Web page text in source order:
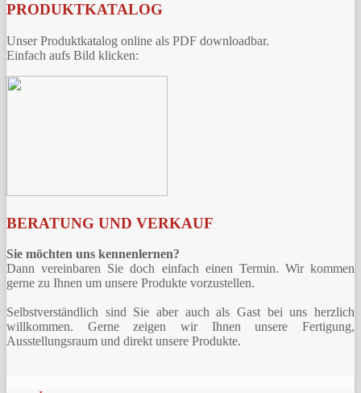
PRODUKTKATALOG
Unser Produktkatalog online als PDF downloadbar.
Einfach aufs Bild klicken:
BERATUNG UND VERKAUF
Sie möchten uns kennenlernen?
Dann vereinbaren Sie doch einfach einen Termin. Wir kommen
gerne zu Ihnen um unsere Produkte vorzustellen.
Selbstverständlich sind Sie aber auch als Gast bei uns herzlich
willkommen. Gerne zeigen wir Ihnen unsere Fertigung,
Ausstellungsraum und direkt unsere Produkte.